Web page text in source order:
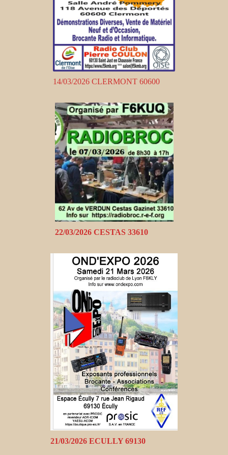
14/03/2026 CLERMONT 60600
22/03/2026 CESTAS 33610
21/03/2026 ECULLY 69130